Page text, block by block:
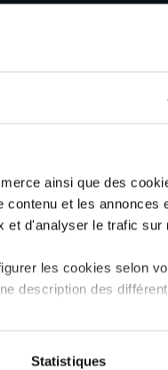
ainsi que des
et les annonces
d'analyser le trafic sur
les cookies selon
description des
(ex : lecture de vidéos,
Statistiques
et le
conjointement un
qui souhaitent
du 1erjanvier et